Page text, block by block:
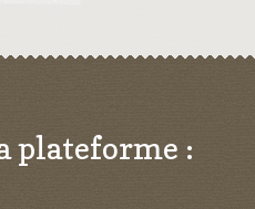
plateforme :